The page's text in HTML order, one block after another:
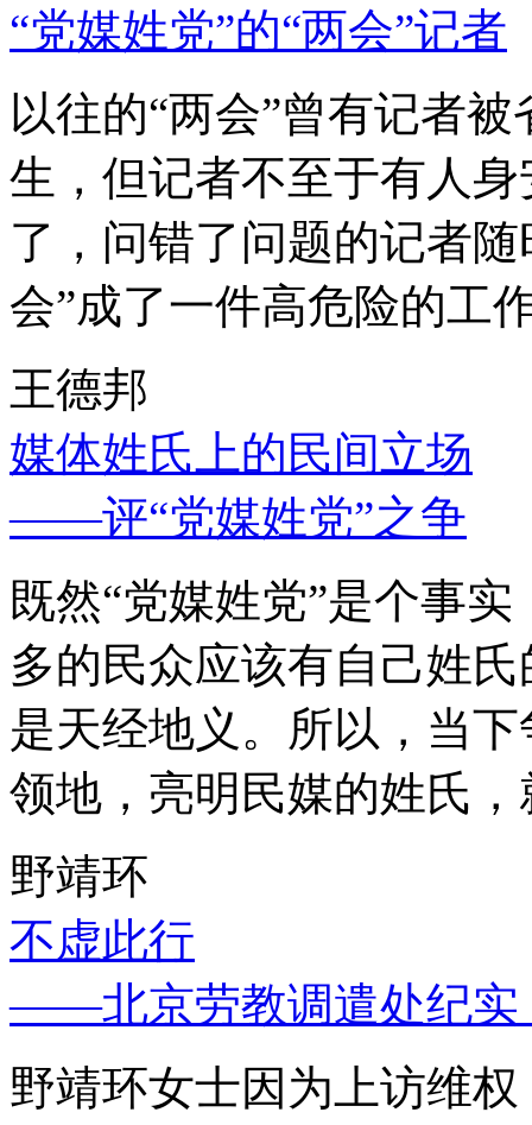
“党媒姓党”的“两会”记者
以往的“两会”曾有记者
生，但记者不至于有人
了，问错了问题的记者
会”成了一件高危险的工
王德邦
媒体姓氏上的民间立场
——评“党媒姓党”之争
既然“党媒姓党”是个事
多的民众应该有自己姓
是天经地义。所以，当
领地，亮明民媒的姓氏
野靖环
不虚此行
——北京劳教调遣处纪实
野靖环女士因为上访维